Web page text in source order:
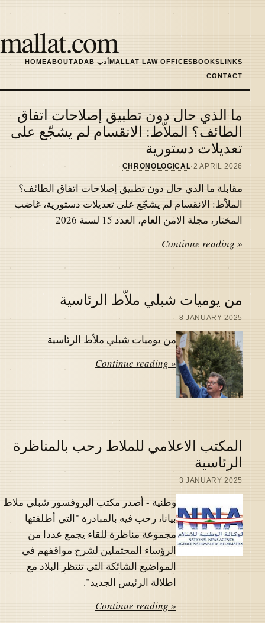
main
content
mallat.com
HOMEABOUT ADAB أدبMALLAT LAW OFFICESBOOKSLINKS
CONTACT
Latest
articles
ما الذي حال دون تطبيق إصلاحات اتفاق
الطائف؟ الملاّط: الانقسام لم يشجّع على
تعديلات دستورية
2 APRIL 2026
·
CHRONOLOGICAL
مقابلة ما الذي حال دون تطبيق إصلاحات اتفاق الطائف؟
الملاّط: الانقسام لم يشجّع على تعديلات دستورية، غاضب
المختار، مجلة الامن العام، العدد 15 لسنة 2026
Continue reading »
من يوميات شبلي ملاّط الرئاسية
8 JANUARY 2025
من يوميات شبلي ملاّط الرئاسية
Continue reading »
المكتب الاعلامي للملاط رحب بالمناظرة
الرئاسية
3 JANUARY 2025
وطنية - أصدر مكتب البروفسور شبلي ملاط
بيانا، رحب فيه بالمبادرة "التي أطلقتها
مجموعة مناظرة للقاء يجمع عددا من
الرؤساء المحتملين لشرح مواقفهم في
المواضيع الشائكة التي تنتظر البلاد مع
اطلالة الرئيس الجديد".
Continue reading »